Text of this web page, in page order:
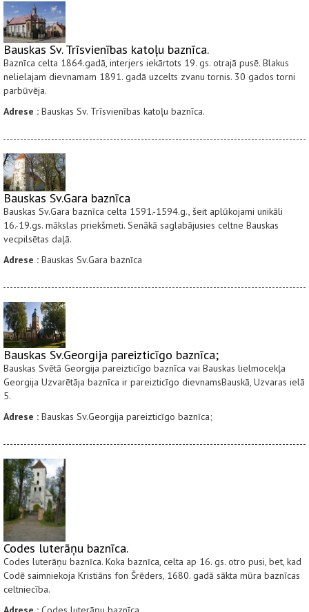
Bauskas Sv. Trīsvienības katoļu baznīca.
Baznīca celta 1864.gadā, interjers iekārtots 19. gs. otrajā pusē. Blakus
nelielajam dievnamam 1891. gadā uzcelts zvanu tornis. 30 gados torni
parbūvēja.
Adrese : Bauskas Sv. Trīsvienības katoļu baznīca.
Bauskas Sv.Gara baznīca
Bauskas Sv.Gara baznīca celta 1591.-1594.g., šeit aplūkojami unikāli
16.-19.gs. mākslas priekšmeti. Senākā saglabājusies celtne Bauskas
vecpilsētas daļā.
Adrese : Bauskas Sv.Gara baznīca
Bauskas Sv.Georgija pareizticīgo baznīca;
Bauskas Svētā Georgija pareizticīgo baznīca vai Bauskas lielmocekļa
Georgija Uzvarētāja baznīca ir pareizticīgo dievnamsBauskā, Uzvaras ielā
5.
Adrese : Bauskas Sv.Georgija pareizticīgo baznīca;
Codes luterāņu baznīca.
Codes luterāņu baznīca. Koka baznīca, celta ap 16. gs. otro pusi, bet, kad
Codē saimniekoja Kristiāns fon Šrēders, 1680. gadā sākta mūra baznīcas
celtniecība.